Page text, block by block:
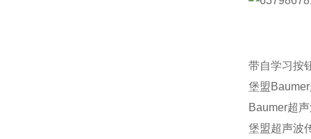
带自学习按
堡盟 Baumer
Baumer超
堡盟超声波